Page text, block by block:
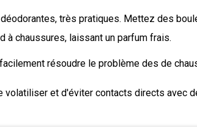
très pratiques. Mettez des
à chaussures, laissant un parfum frais.
résoudre le problème des de
volatiliser et d'éviter contacts directs avec